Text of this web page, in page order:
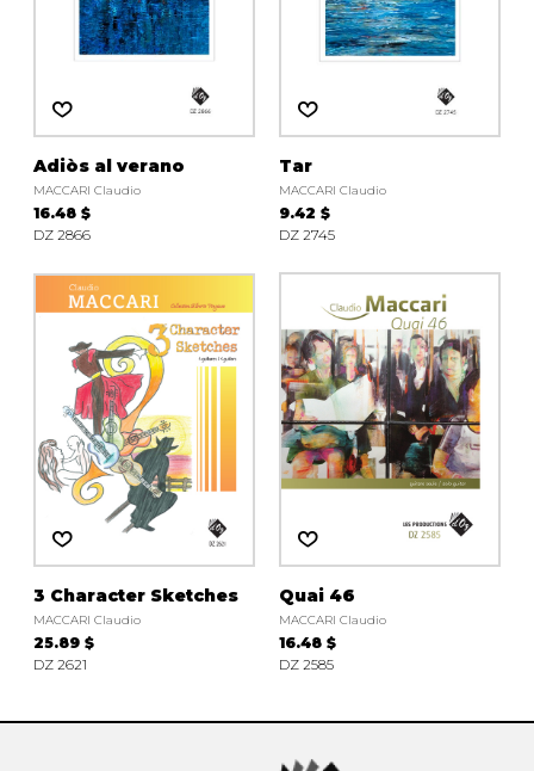
Adiòs al verano
MACCARI Claudio
16.48 $
DZ 2866
Tar
MACCARI Claudio
9.42 $
DZ 2745
3 Character Sketches
MACCARI Claudio
25.89 $
DZ 2621
Quai 46
MACCARI Claudio
16.48 $
DZ 2585